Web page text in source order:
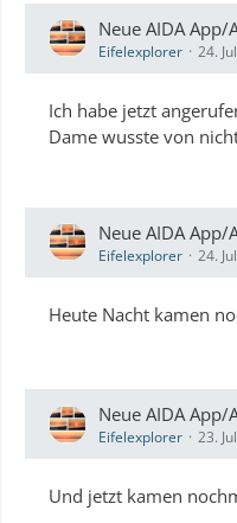
Neue AIDA
Eifelexplorer 24.
Ich habe jetzt
Dame wusste von
Neue AIDA
Eifelexplorer 24.
Heute Nacht kamen
Neue AIDA
Eifelexplorer 23.
Und jetzt kamen